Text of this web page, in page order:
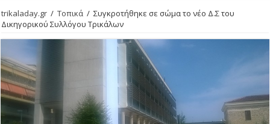
trikaladay.gr / Τοπικά / Συγκροτήθηκε σε σώμα το νέο Δ.Σ του
Δικηγορικού Συλλόγου Τρικάλων